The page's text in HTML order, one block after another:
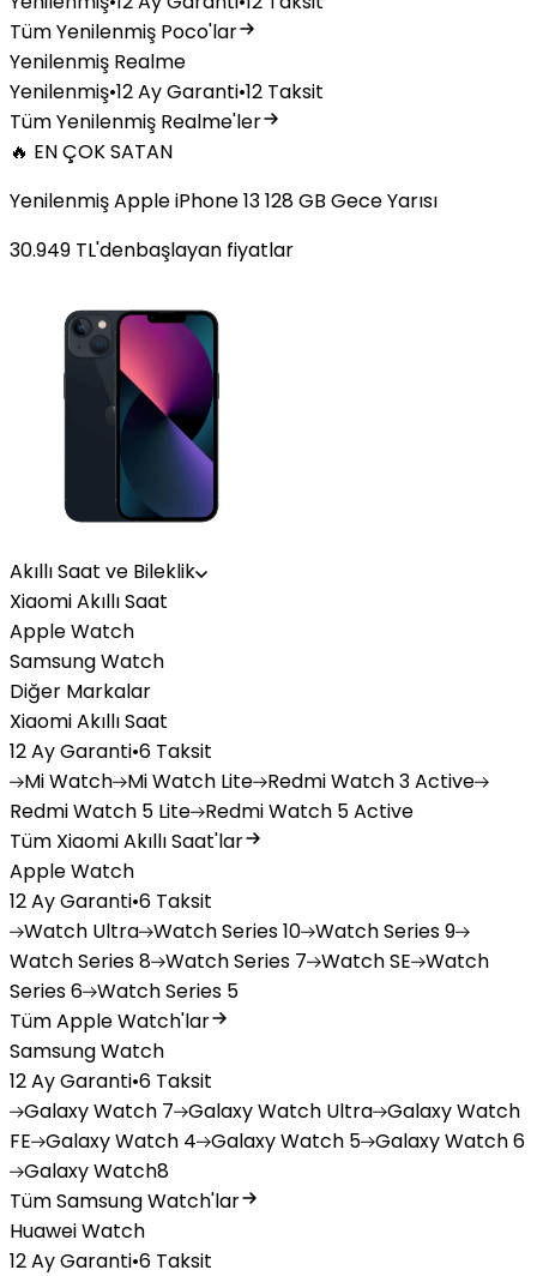
Tüm Yenilenmiş Poco'lar
Yenilenmiş Realme
Yenilenmiş•12 Ay Garanti•12 Taksit
Tüm Yenilenmiş Realme'ler
🔥 EN ÇOK SATAN
Yenilenmiş Apple iPhone 13 128 GB Gece Yarısı
30.949 TL'denbaşlayan fiyatlar
Akıllı Saat ve Bileklik
Xiaomi Akıllı Saat
Apple Watch
Samsung Watch
Diğer Markalar
Xiaomi Akıllı Saat
12 Ay Garanti•6 Taksit
MiWatch MiWatch Lite RedmiWatch 3 Active
RedmiWatch 5 Lite RedmiWatch 5 Active
Tüm Xiaomi Akıllı Saat'lar
Apple Watch
12 Ay Garanti•6 Taksit
Watch Ultra WatchSeries 10 WatchSeries 9
WatchSeries 8 WatchSeries 7 WatchSE Watch
Series 6 WatchSeries 5
Tüm Apple Watch'lar
Samsung Watch
12 Ay Garanti•6 Taksit
GalaxyWatch 7 GalaxyWatch Ultra GalaxyWatch
FE GalaxyWatch 4 GalaxyWatch 5 GalaxyWatch 6
GalaxyWatch8
Tüm Samsung Watch'lar
Huawei Watch
12 Ay Garanti•6 Taksit